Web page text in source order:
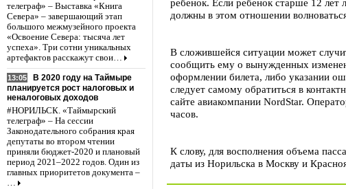
телеграф» – Выставка «Книга
Севера» – завершающий этап
большого межмузейного проекта
«Освоение Севера: тысяча лет
успеха». Три сотни уникальных
артефактов расскажут свои…
13:05
В 2020 году на Таймыре
планируется рост налоговых и
неналоговых доходов
#НОРИЛЬСК. «Таймырский
телеграф» – На сессии
Законодательного собрания края
депутаты во втором чтении
приняли бюджет-2020 и плановый
период 2021–2022 годов. Один из
главных приоритетов документа –
…
ребенок. Если ребенок старше 12
должны в этом отношении
В сложившейся ситуации может
сообщить ему о вынужденных
оформлении билета, либо указании
следует самому обратиться в
сайте авиакомпании NordStar.
часов.
К слову, для восполнения объема
даты из Норильска в Москву и